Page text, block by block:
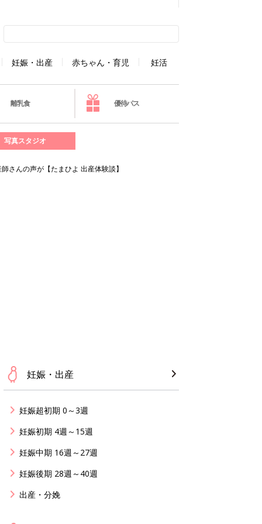
妊娠・出産 赤ちゃん・育児 妊活
離乳食 優待パス
写真スタジオ
さんの声が【たまひよ 出産体験談】
妊娠・出産
妊娠超初期 0～3週
妊娠初期 4週～15週
妊娠中期 16週～27週
妊娠後期 28週～40週
出産・分娩